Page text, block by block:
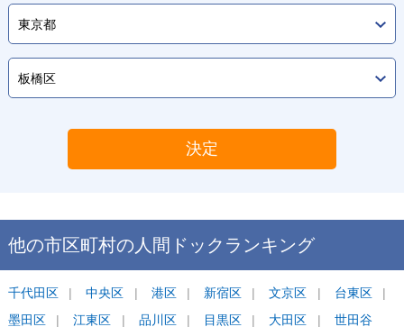
決定
他の市区町村の人間ドック ランキング
千代田区 中央区 港区 新宿区 文京区
台東区
墨田区
江東区 品川区 目黒区 大田区
世田谷